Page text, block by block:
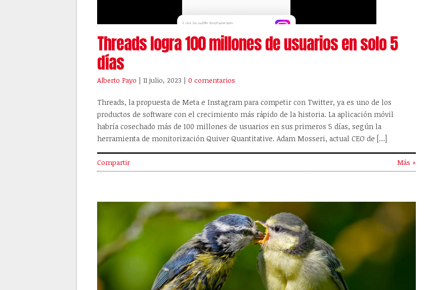
Threads logra 100 millones de usuarios en solo 5
días
Alberto Payo | 11 julio, 2023 | 0 comentarios
Threads, la propuesta de Meta e Instagram para competir con Twitter, ya es uno de los
productos de software con el crecimiento más rápido de la historia. La aplicación móvil
habría cosechado más de 100 millones de usuarios en sus primeros 5 días, según la
herramienta de monitorización Quiver Quantitative. Adam Mosseri, actual CEO de […]
Compartir Más »